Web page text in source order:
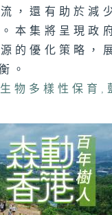
，還有助於減
本集將呈現政
的優化策略，
。
生物多樣性保育 ,